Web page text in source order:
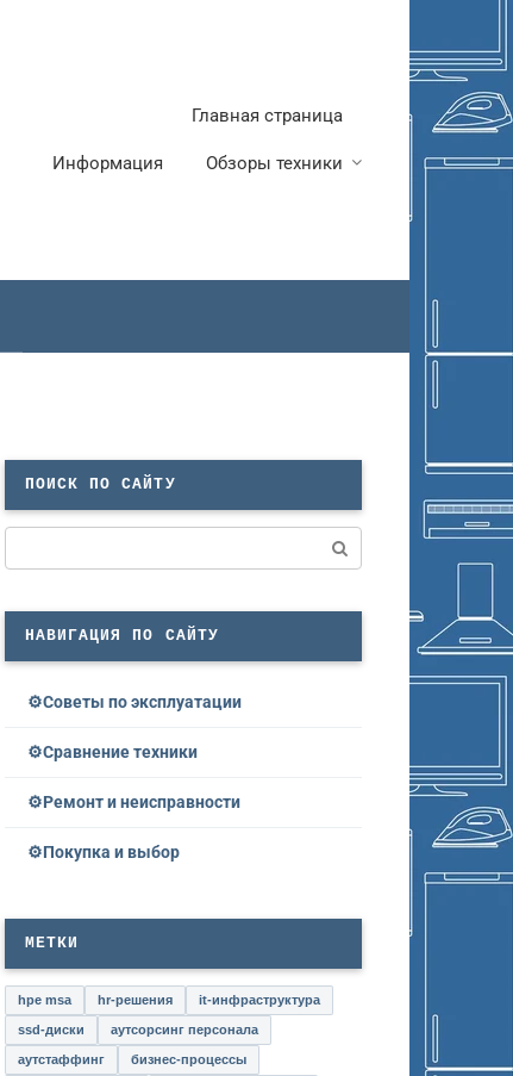
Главная страница
Информация Обзоры техники
ПОИСК ПО САЙТУ
НАВИГАЦИЯ ПО САЙТУ
Советы по эксплуатации
Сравнение техники
Ремонт и неисправности
Покупка и выбор
МЕТКИ
hpe msa hr-решения it-инфраструктура
ssd-диски аутсорсинг персонала
аутстаффинг бизнес-процессы